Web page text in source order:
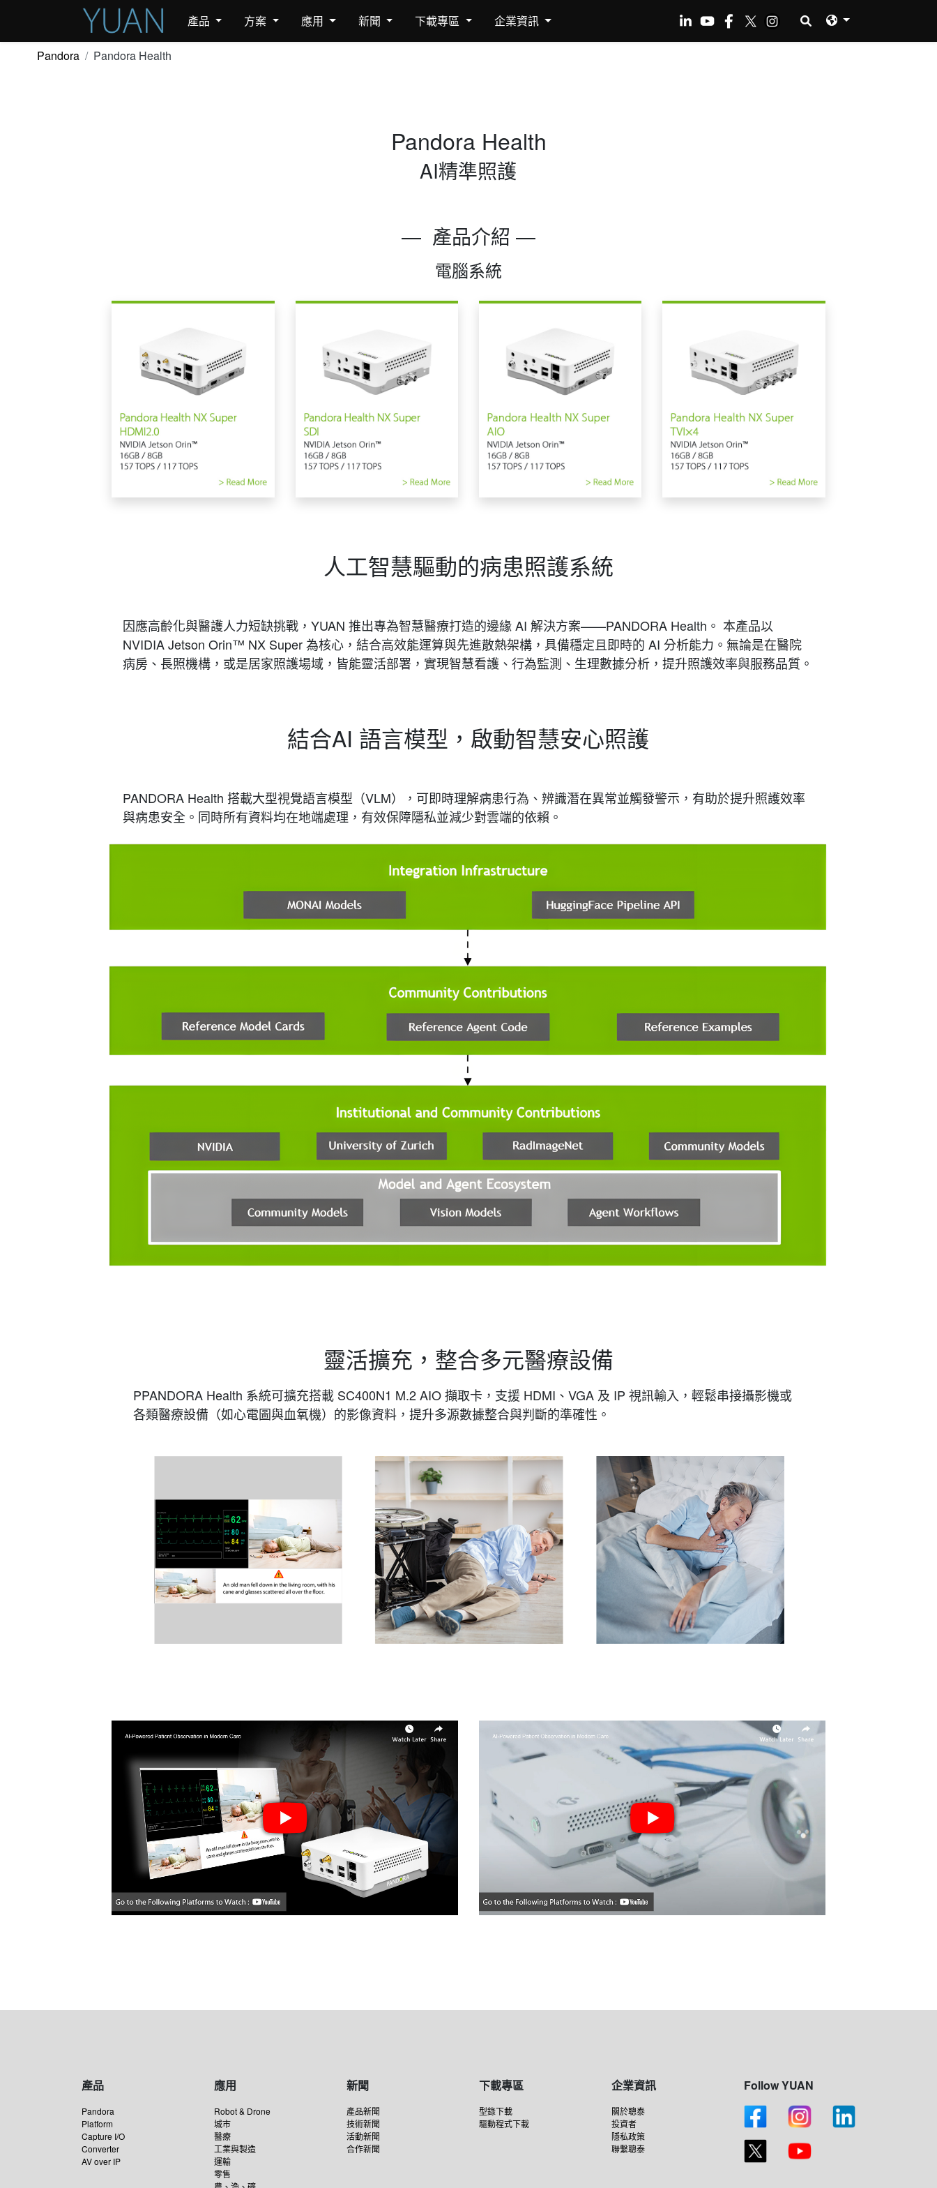
產品 方案 應用 新聞 下載專區 企業資訊
Pandora Pandora Health
Pandora Health
AI精準照護
— 產品介紹 —
電腦系統
人工智慧驅動的病患照護系統
因應高齡化與醫護人力短缺挑戰，YUAN 推出專為智慧醫療打造的邊緣 AI 解決方案——PANDORA Health。 本產品以
NVIDIA Jetson Orin™ NX Super 為核心，結合高效能運算與先進散熱架構，具備穩定且即時的 AI 分析能力。無論是在醫院
病房、長照機構，或是居家照護場域，皆能靈活部署，實現智慧看護、行為監測、生理數據分析，提升照護效率與服務品質。
結合AI 語言模型，啟動智慧安心照護
PANDORA Health 搭載大型視覺語言模型（VLM），可即時理解病患行為、辨識潛在異常並觸發警示，有助於提升照護效率
與病患安全。同時所有資料均在地端處理，有效保障隱私並減少對雲端的依賴。
靈活擴充，整合多元醫療設備
PPANDORA Health 系統可擴充搭載 SC400N1 M.2 AIO 擷取卡，支援 HDMI、VGA 及 IP 視訊輸入，輕鬆串接攝影機或
各類醫療設備（如心電圖與血氧機）的影像資料，提升多源數據整合與判斷的準確性。
產品
Pandora
Platform
Capture I/O
Converter
AV over IP
應用
Robot & Drone
城市
醫療
工業與製造
運輸
零售
新聞
產品新聞
技術新聞
活動新聞
合作新聞
下載專區
型錄下載
驅動程式下載
企業資訊
關於聰泰
投資者
隱私政策
聯繫聰泰
Follow YUAN